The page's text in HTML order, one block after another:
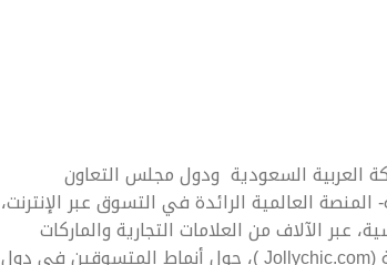
العربية السعودية ودول مجلس التعاون
العالمية الرائدة في التسوق عبر الإنترنت،
عبر الآلاف من العلامات التجارية والماركات
العالمية، وذلك وفقاً لدراسة حصرية أعدتها المنصة الصينية (Jollychic.com )، حول أنماط المتسوقين في دول